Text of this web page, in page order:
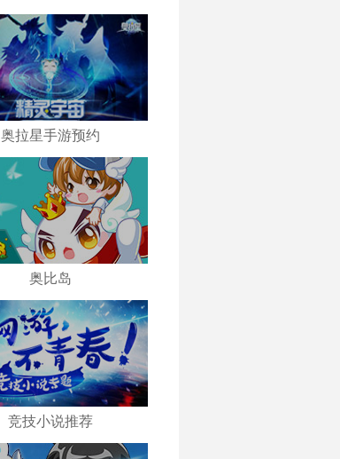
奥拉星手游预约
奥比岛
竞技小说推荐